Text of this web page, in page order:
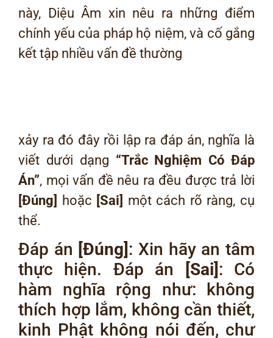
này, Diệu Âm xin nêu ra những điểm
chính yếu của pháp hộ niệm, và cố gắng
kết tập nhiều vấn đề thường
xảy ra đó đây rồi lập ra đáp án, nghĩa là
viết dưới dạng “Trắc Nghiệm Có Đáp
Án”, mọi vấn đề nêu ra đều được trả lời
[Đúng] hoặc [Sai] một cách rõ ràng, cụ
thể.
Đáp án [Đúng]: Xin hãy an tâm
thực hiện. Đáp án
[Sai]: Có
hàm nghĩa rộng như: không
thích hợp lắm, không cần thiết,
kinh Phật không nói đến, chư